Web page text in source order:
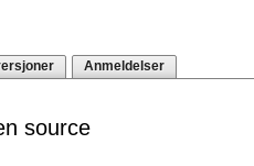
Anmeldelser
source